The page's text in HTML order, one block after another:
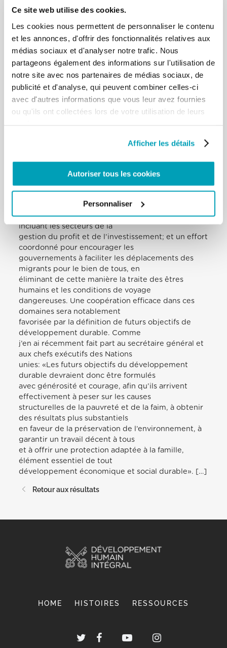
Ce site web utilise des cookies.
Les cookies nous permettent de personnaliser le contenu
et les annonces, d'offrir des fonctionnalités relatives aux
médias sociaux et d'analyser notre trafic. Nous
partageons également des informations sur l'utilisation de
notre site avec nos partenaires de médias sociaux, de
publicité et d'analyse, qui peuvent combiner celles-ci
avec d'autres informations que vous leur avez fournies
ou qu'ils ont collectées lors de votre utilisation de leurs
Afficher les détails
Autoriser tous les cookies
Personnaliser
ensemble pour libérer les victimes
de tels trafics et pour déraciner ce crime qui nous
frappe tous, à commencer par les
mondiale (cf. Discours aux
nouveaux ambassadeurs accrédités près le Saint-
Siège, 12 décembre 2013).
Le moment est aussi venu de renforcer les formes
existantes de coopération et
d’établir des voies nouvelles pour accroître la
personne; une application plus
la planification pour un
développement centré sur la personne humaine en
tant que protagoniste central et
principal bénéficiaire; une réévaluation des
responsabilités des sociétés
multinationales dans les pays où elles opèrent, en
incluant les secteurs de la
gestion du profit et de l’investissement; et un effort
coordonné pour encourager les
gouvernements à faciliter les déplacements des
migrants pour le bien de tous, en
éliminant de cette manière la traite des êtres
humains et les conditions de voyage
dangereuses. Une coopération efficace dans ces
domaines sera notablement
favorisée par la définition de futurs objectifs de
développement durable. Comme
j’en ai récemment fait part au secrétaire général et
aux chefs exécutifs des Nations
unies: «Les futurs objectifs du développement
durable devraient donc être formulés
avec générosité et courage, afin qu’ils arrivent
effectivement à peser sur les causes
structurelles de la pauvreté et de la faim, à obtenir
des résultats plus substantiels
en faveur de la préservation de l’environnement, à
garantir un travail décent à tous
et à offrir une protection adaptée à la famille,
élément essentiel de tout
développement économique et social durable». […]
Retour aux résultats
HOME HISTOIRES RESSOURCES